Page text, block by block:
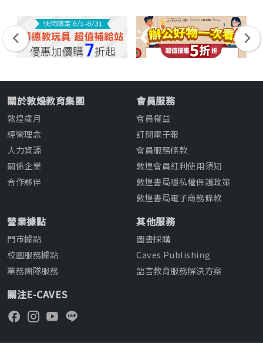
關於敦煌教育集團
敦煌歲月
經營理念
人力資源
關係企業
合作夥伴
會員服務
會員權益
訂閱電子報
會員服務條款
敦煌會員紅利使用須知
敦煌書局隱私權保護政策
敦煌書局電子商務條款
營業據點
門市據點
校園服務據點
業務團隊服務
其他服務
圖書採購
Caves Publishing
語言教育服務解決方案
關注E-CAVES